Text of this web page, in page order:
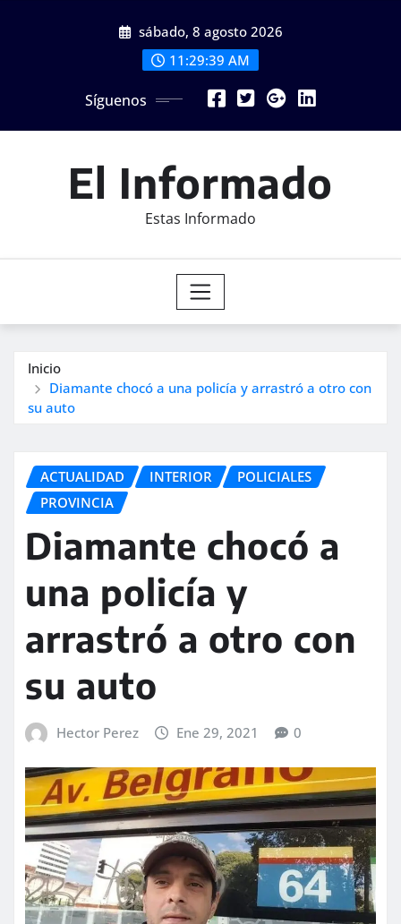
sábado, 8 agosto 2026
11:29:40 AM
Síguenos
El Informado
Estas Informado
Inicio
Diamante chocó a una policía y arrastró a otro con
su auto
ACTUALIDAD INTERIOR
POLICIALES
PROVINCIA
Diamante chocó a
una policía y
arrastró a otro con
su auto
Hector Perez Ene 29, 2021 0